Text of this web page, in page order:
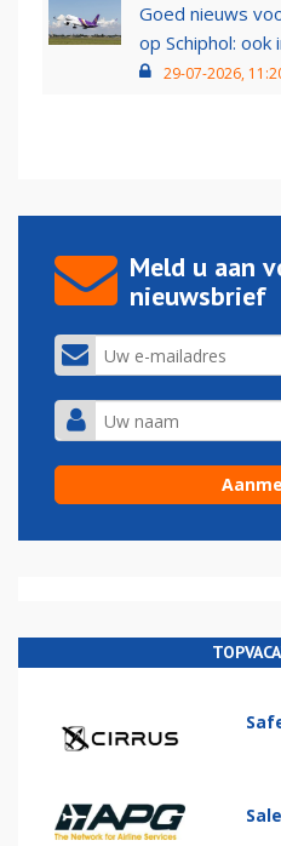
Goed nieuws
op Schiphol:
29-07-2026,
Meld u aan
nieuwsbrief